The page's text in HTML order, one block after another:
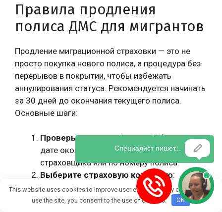
Правила продления
полиса ДМС для мигрантов
Продление миграционной страховки — это не
просто покупка нового полиса, а процедура без
перерывов в покрытии, чтобы избежать
аннулирования статуса. Рекомендуется начинать
за 30 дней до окончания текущего полиса.
Основные шаги:
Проверьте текущий полис: Убедитесь в
дате окончания через личный кабинет
страховщика или по номеру полиса.
Выберите страховую компанию:
Оставайтесь с той же (для continuity) или
перейдите к другой с лицензией
This website uses cookies to improve user experience. By continuing to
use the site, you consent to the use of cookies.
OK